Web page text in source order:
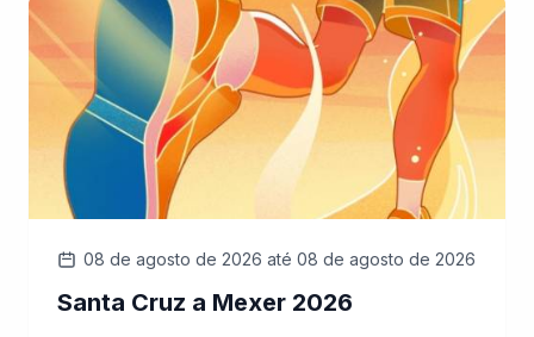
08 de agosto de 2026 até 08 de agosto de 2026
Santa Cruz a Mexer 2026